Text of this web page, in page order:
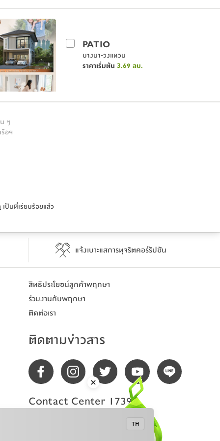
PATIO
บางนา-วงแหวน
ราคาเริ่มต้น 3.69 ลบ.
ๆ
อฯ
เป็นที่เรียบร้อยแล้ว
แจ้งเบาะแสการทุจริตคอร์รัปชัน
สิทธิประโยชน์​ลูกค้าพฤกษา
ร่วมงานกับพฤกษา
ติดต่อเรา
ติดตามข่าวสาร
Contact Center 1739
TH